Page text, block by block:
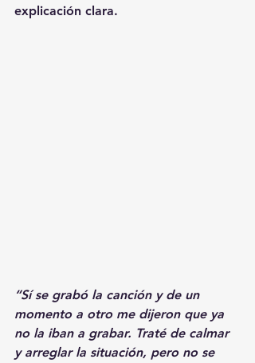
explicación clara.
“Sí se grabó la canción y de un
momento a otro me dijeron que ya
no la iban a grabar. Traté de calmar
y arreglar la situación, pero no se